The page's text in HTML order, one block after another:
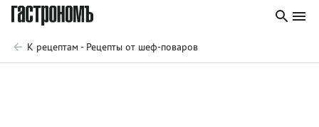
К рецептам - Рецепты от шеф-поваров